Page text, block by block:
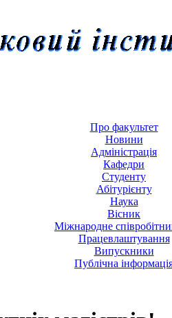
Про факультет
Новини
Адміністрація
Кафедри
Студенту
Абітурієнту
Наука
Вісник
Міжнародне
Працевлаштування
Випускники
Публічна